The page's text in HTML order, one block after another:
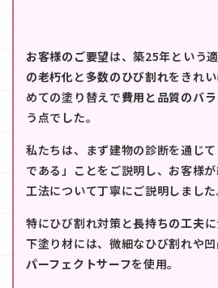
お客様のご要望は、築25年という
の老朽化と多数のひび割れをきれ
めての塗り替えで費用と品質のバ
う点でした。
私たちは、まず建物の診断を通じ
である」ことをご説明し、お客様
工法について丁寧にご説明しました
特にひび割れ対策と長持ちの工夫
下塗り材には、微細なひび割れや
パーフェクトサーフを使用。